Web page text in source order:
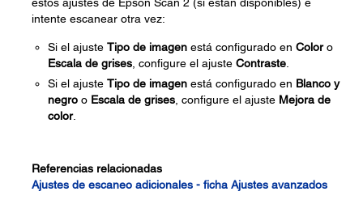
intente escanear otra vez:
Si el ajuste Tipo de imagen está configurado en Coloro
Escala de grises , configure el ajuste Contraste
Si el ajuste Tipo de imagen está configurado en Blanco y
negro o Escala de grises , configure el ajuste Mejora de
color.
Referencias relacionadas
Ajustes de escaneo adicionales - ficha Ajustes avanzados